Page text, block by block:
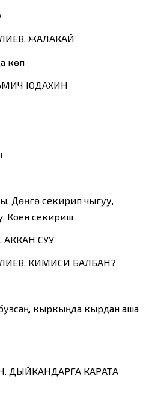
ЖАЛАКАЙ
көп
ЮДАХИН
Дөңгө секирип чыгуу,
Коён секириш
СУУ
КИМИСИ БАЛБАН?
кыркыңда кырдан аша
ДЫЙКАНДАРГА КАРАТА